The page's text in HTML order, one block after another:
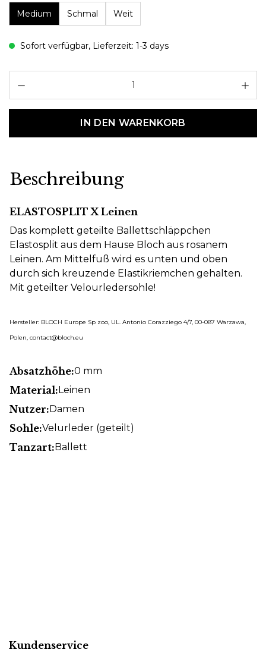
Medium Schmal Weit
Sofort verfügbar, Lieferzeit: 1-3 days
IN DEN WARENKORB
Beschreibung
ELASTOSPLIT X Leinen
Das komplett geteilte Ballettschläppchen
Elastosplit aus dem Hause Bloch aus rosanem
Leinen. Am Mittelfuß wird es unten und oben
durch sich kreuzende Elastikriemchen gehalten.
Mit geteilter Velourledersohle!
Hersteller: BLOCH Europe Sp zoo, UL. Antonio Corazziego 4/7, 00-087 Warzawa,
Polen, contact@bloch.eu
Absatzhöhe:0 mm
Material:Leinen
Nutzer:Damen
Sohle:Velurleder (geteilt)
Tanzart:Ballett
Kundenservice